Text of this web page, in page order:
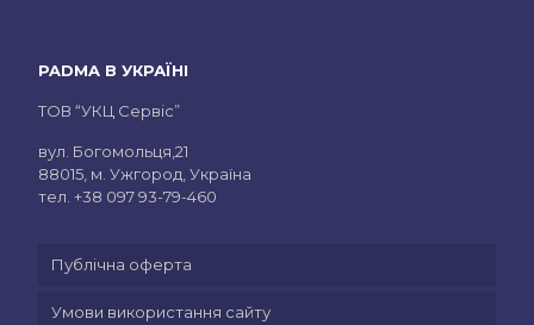
PADMA В УКРАЇНІ
ТОВ “УКЦ Сервіс”
вул. Богомольця,21
88015, м. Ужгород, Україна
тел. +38 097 93-79-460
Публічна оферта
Умови використання сайту